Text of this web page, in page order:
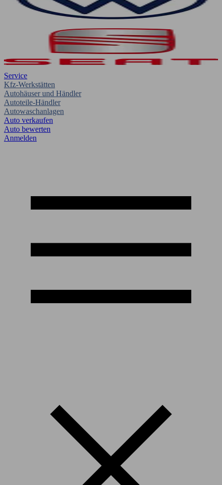
Service
Kfz-Werkstätten
Autohäuser und Händler
Autoteile-Händler
Autowaschanlagen
Auto verkaufen
Auto bewerten
Anmelden